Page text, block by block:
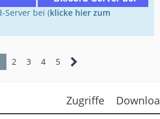
Server bei (klicke hier zum
2 3 4 5
Zugriffe